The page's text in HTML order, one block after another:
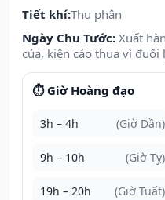
Tiết khí:Thu phân
Ngày Chu Tước: Xuất
của, kiện cáo thua vì đuối
⏱️ Giờ Hoàng đạo
3h – 4h (Giờ Dần)
9h – 10h (Giờ Tỵ)
19h – 20h (Giờ Tuất)